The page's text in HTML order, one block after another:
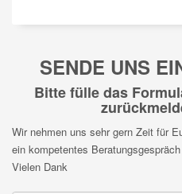
SENDE UNS
Bitte fülle das
Wir nehmen uns sehr gern Zeit für
ein kompetentes
Vielen Dank